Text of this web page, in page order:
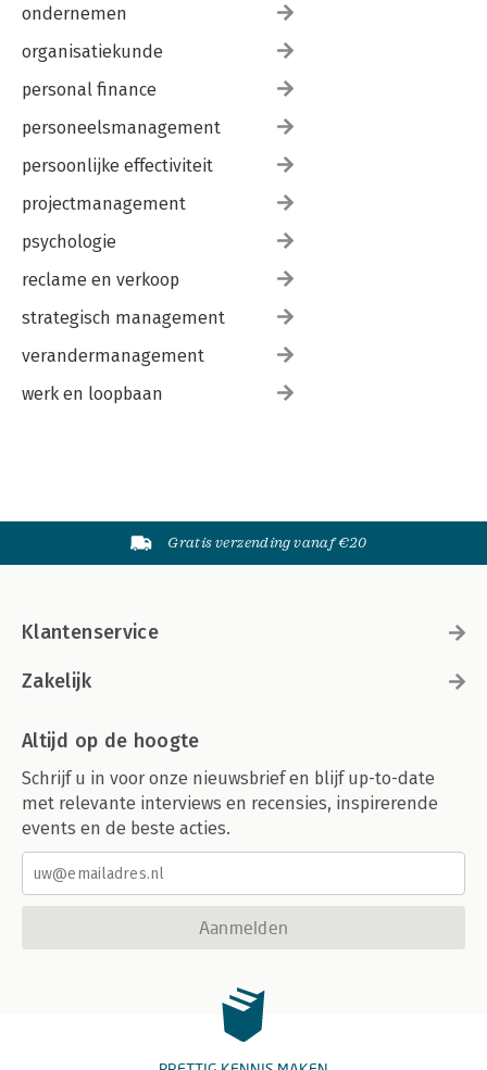
ondernemen
organisatiekunde
personal finance
personeelsmanagement
persoonlijke effectiviteit
projectmanagement
psychologie
reclame en verkoop
strategisch management
verandermanagement
werk en loopbaan
Gratis verzending vanaf €20
Klantenservice
Zakelijk
Altijd op de hoogte
Schrijf u in voor onze nieuwsbrief en blijf up-to-date
met relevante interviews en recensies, inspirerende
events en de beste acties.
Aanmelden